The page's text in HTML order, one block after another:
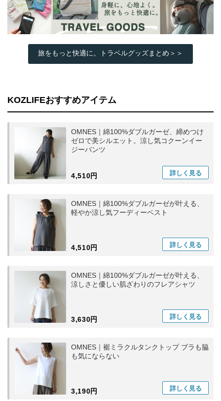
旅をもっと快適に。トラベルグッズまとめ＞＞
KOZLIFEおすすめアイテム
OMNES｜綿100%ダブルガーゼ、締めつけ
ゼロで美シルエット。涼し気コクーンイー
ジーパンツ
4,510円 詳しく 見る
OMNES｜綿100%ダブルガーゼが叶える、
軽やか涼し気フーディーベスト
4,510円 詳しく 見る
OMNES｜綿100%ダブルガーゼが叶える、
涼しさと優しい肌ざわりのフレアシャツ
3,630円 詳しく 見る
OMNES｜裾ミラクルタンクトップ ブラも脇
も気にならない
3,190円 詳しく 見る